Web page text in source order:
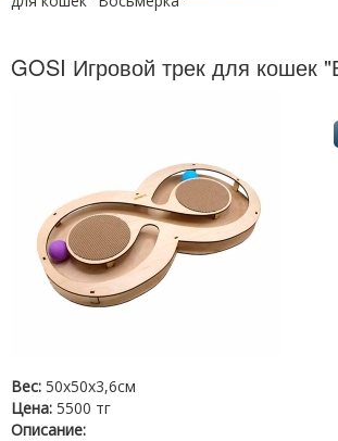
GOSI Игровой трек для кошек
Вес: 50х50х3,6см
Цена: 5500 тг
Описание: